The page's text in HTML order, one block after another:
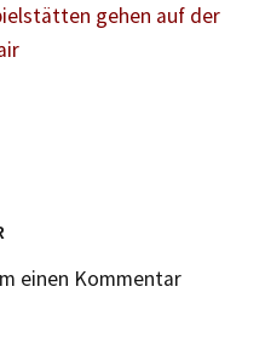
gehen auf der
einen Kommentar